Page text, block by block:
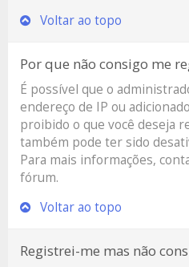
Voltar ao topo
Por que não consigo me
É possível que o
endereço de IP ou
proibido o que você deseja
também pode ter sido
Para mais informações,
fórum.
Voltar ao topo
Registrei-me mas não